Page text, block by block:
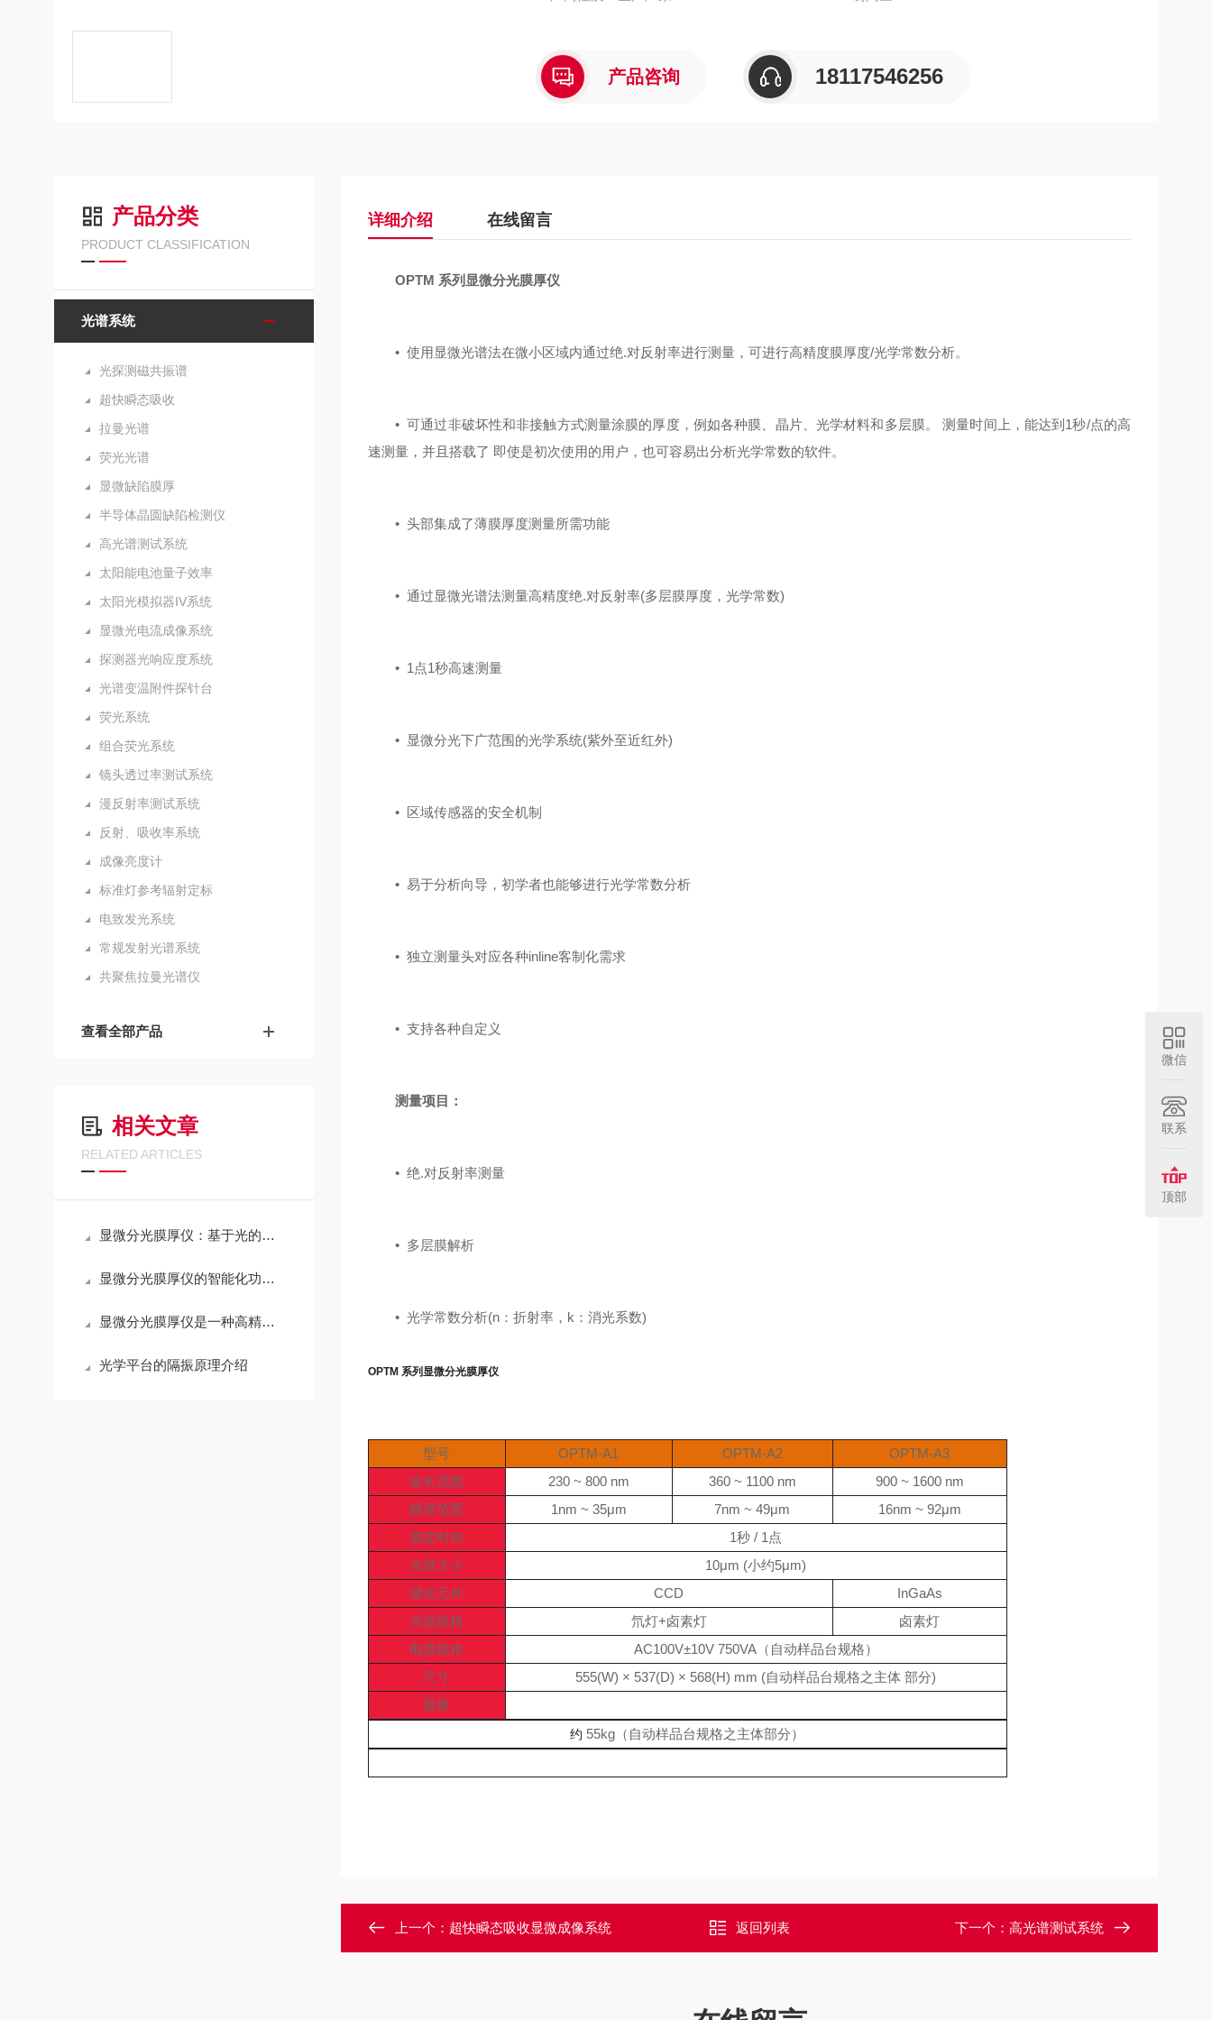
产品咨询 18117546256
产品分类
PRODUCT CLASSIFICATION
光谱系统
光探测磁共振谱
超快瞬态吸收
拉曼光谱
荧光光谱
显微缺陷膜厚
半导体晶圆缺陷检测仪
高光谱测试系统
太阳能电池量子效率
太阳光模拟器IV系统
显微光电流成像系统
探测器光响应度系统
光谱变温附件探针台
荧光系统
组合荧光系统
镜头透过率测试系统
漫反射率测试系统
反射、吸收率系统
成像亮度计
标准灯参考辐射定标
电致发光系统
常规发射光谱系统
共聚焦拉曼光谱仪
查看全部产品
相关文章
RELATED ARTICLES
显微分光膜厚仪：基于光的干涉和分光原理的高精度光学测量仪器
显微分光膜厚仪的智能化功能与操作体验
显微分光膜厚仪是一种高精度的测量仪器
光学平台的隔振原理介绍
详细介绍 在线留言
OPTM 系列显微分光膜厚仪
• 使用显微光谱法在微小区域内通过绝.对反射率进行测量，可进行高精度膜厚度/光学常数分析。
• 可通过非破坏性和非接触方式测量涂膜的厚度，例如各种膜、晶片、光学材料和多层膜。 测量时间上，能达到1秒/点的高
速测量，并且搭载了 即使是初次使用的用户，也可容易出分析光学常数的软件。
• 头部集成了薄膜厚度测量所需功能
• 通过显微光谱法测量高精度绝.对反射率(多层膜厚度，光学常数)
• 1点1秒高速测量
• 显微分光下广范围的光学系统(紫外至近红外)
• 区域传感器的安全机制
• 易于分析向导，初学者也能够进行光学常数分析
• 独立测量头对应各种inline客制化需求
• 支持各种自定义
测量项目：
• 绝.对反射率测量
• 多层膜解析
• 光学常数分析(n：折射率，k：消光系数)
OPTM 系列显微分光膜厚仪
型号 OPTM-A1 OPTM-A2
OPTM-A3
波长范围
230 ~ 800 nm 360 ~ 1100 nm
900 ~ 1600 nm
膜厚范围
1nm ~ 35μm 7nm ~ 49μm
16nm ~ 92μm
测定时间
1秒 / 1点
光斑大小
10μm (小约5μm)
感光元件
CCD
InGaAs
光源規格
氘灯+卤素灯
卤素灯
电源規格
AC100V±10V 750VA（自动样品台规格）
尺寸
555(W) × 537(D) × 568(H) mm (自动样品台规格之主体 部分)
重量
约 55kg（自动样品台规格之主体部分）
上一个： 超快瞬态吸收显微成像系统 返回列表 下一个： 高光谱测试系统
微信
联系
顶部